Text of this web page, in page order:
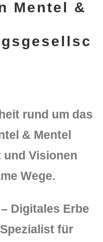
Mentel &
rund um das
& Mentel
und Visionen
Wege.
Digitales Erbe
für